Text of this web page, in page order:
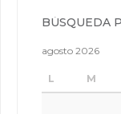
BÚSQUEDA
agosto 2026
L M